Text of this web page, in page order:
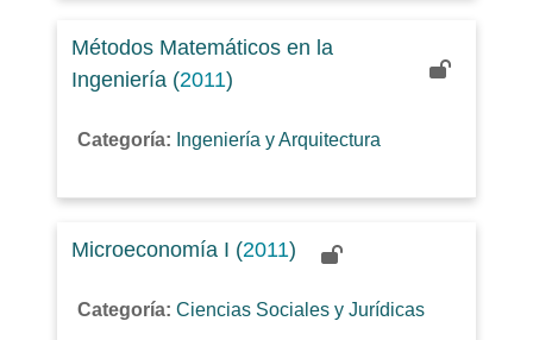
Métodos Matemáticos en la
Ingeniería (2011)
Categoría: Ingeniería y Arquitectura
Microeconomía I (2011)
Categoría: Ciencias Sociales y Jurídicas